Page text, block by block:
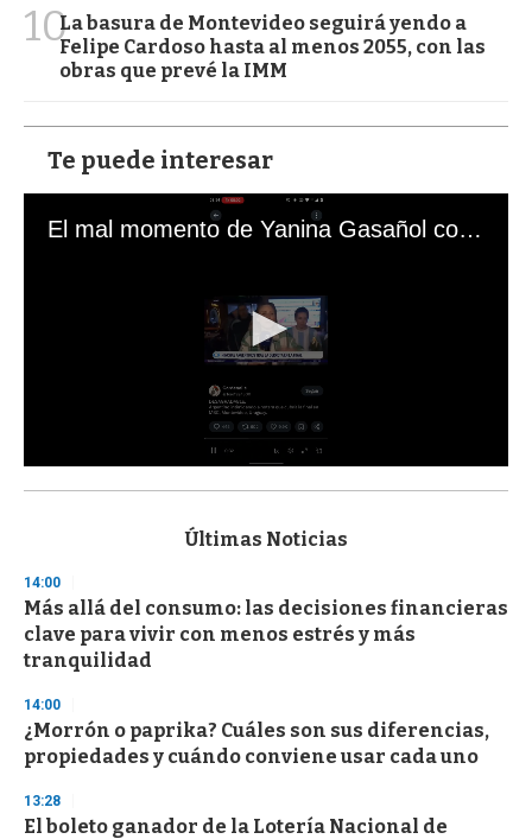
10La basura de Montevideo seguirá yendo a
Felipe Cardoso hasta al menos 2055, con las
obras que prevé la IMM
Te puede interesar
El mal momento de Yanina Gasañol con un hincha argentino en "Subrayado"
s
d
s
o
f
3
s
c
o
d
s
Últimas Noticias
14:00
Más allá del consumo: las decisiones financieras
clave para vivir con menos estrés y más
tranquilidad
14:00
¿Morrón o paprika? Cuáles son sus diferencias,
propiedades y cuándo conviene usar cada uno
13:28
El boleto ganador de la Lotería Nacional de